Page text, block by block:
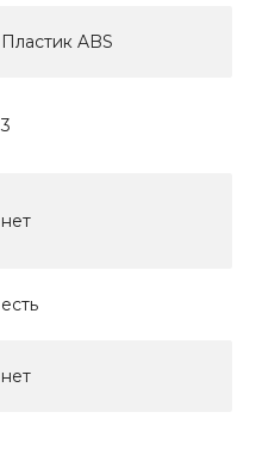
Пластик ABS
3
нет
есть
нет